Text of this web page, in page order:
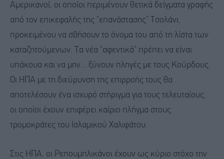
Αμερικανοί, οι οποίοι περιμένουν θετικά δείγματα γραφής
από τον επικεφαλής της "επανάστασης" Τσολάνι,
προκειμένου να σβήσουν το όνομα του από τη λίστα των
καταζητούμενων. Τα νέα "αφεντικά" πρέπει να είναι
υπάκουα και να μην... ξύνουν πληγές με τους Κούρδους.
Οι ΗΠΑ με τη διεύρυνση της επιρροής τους θα
αποτελέσουν ένα ισχυρό στήριγμα για τους τελευταίους,
οι οποίοι έχουν επιφέρει καίριο πλήγμα στους
τρομοκράτες του Ισλαμικού Χαλιφάτου.
Στις ΗΠΑ, οι Ρεπουμπλικάνοι έχουν ως κύριο στόχο την